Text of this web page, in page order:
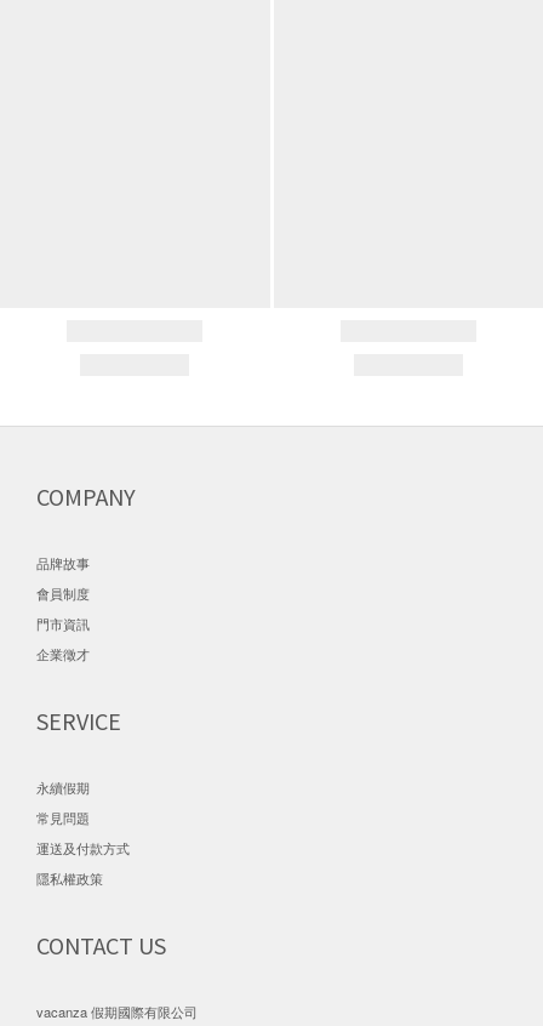
COMPANY
品牌故事
會員制度
門市資訊
企業徵才
SERVICE
永續假期
常見問題
運送及付款方式
隱私權政策
CONTACT US
vacanza 假期國際有限公司